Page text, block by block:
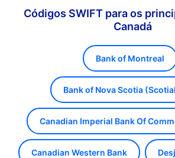
Códigos SWIFT para os
Canadá
Bank of Montreal
Bank of Nova Scotia
Canadian Imperial Bank Of
Canadian Western Bank